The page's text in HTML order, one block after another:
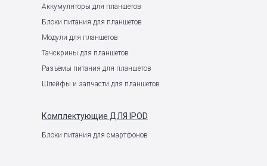
Аккумуляторы для планшетов
Блоки питания для планшетов
Модули для планшетов
Тачскрины для планшетов
Разъемы питания для планшетов
Шлейфы и запчасти для планшетов
Комплектующие ДЛЯ IPOD
Блоки питания для смартфонов